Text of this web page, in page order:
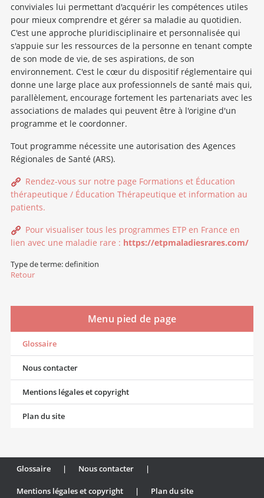
conviviales lui permettant d'acquérir les compétences utiles
pour mieux comprendre et gérer sa maladie au quotidien.
C'est une approche pluridisciplinaire et personnalisée qui
s'appuie sur les ressources de la personne en tenant compte
de son mode de vie, de ses aspirations, de son
environnement. C'est le cœur du dispositif réglementaire qui
donne une large place aux professionnels de santé mais qui,
parallèlement, encourage fortement les partenariats avec les
associations de malades qui peuvent être à l'origine d'un
programme et le coordonner.
Tout programme nécessite une autorisation des Agences
Régionales de Santé (ARS).
Rendez-vous sur notre page Formations et Éducation
thérapeutique / Éducation Thérapeutique et information au
patients.
Pour visualiser tous les programmes ETP en France en
lien avec une maladie rare : https://etpmaladiesrares.com/
Type de terme: definition
Retour
Menu pied de page
Glossaire
Nous contacter
Mentions légales et copyright
Plan du site
Glossaire | Nous contacter |
Mentions légales et copyright | Plan du site